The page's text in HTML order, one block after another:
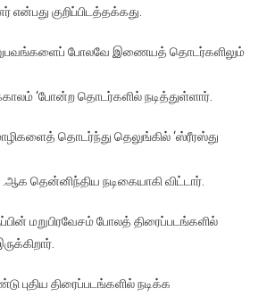
என்பது குறிப்பிடத்தக்கது.
போலவே இணையத் தொடர்களிலும்
‘போன்ற தொடர்களில் நடித்துள்ளார்.
தொடர்ந்து தெலுங்கில் ‘ஸ்ரீரஸ்து
.ஆக தென்னிந்திய நடிகையாகி விட்டார்.
மறுபிரவேசம் போலத் திரைப்படங்களில்
புதிய திரைப்படங்களில் நடிக்க